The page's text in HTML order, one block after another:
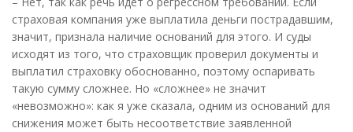
страховая компания уже выплатила деньги пострадавшим,
значит, признала наличие оснований для этого. И суды
исходят из того, что страховщик проверил документы и
выплатил страховку обоснованно, поэтому оспаривать
такую сумму сложнее. Но «сложнее» не значит
«невозможно»: как я уже сказала, одним из оснований для
снижения может быть несоответствие заявленной